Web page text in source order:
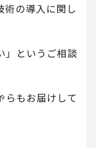
術の導入に関し
」というご相談
らもお届けして